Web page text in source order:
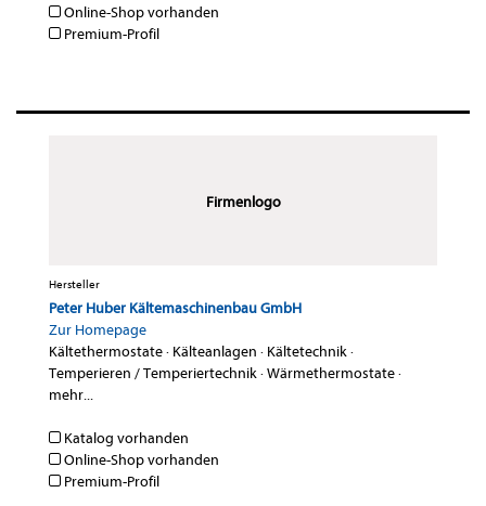
Online-Shop vorhanden
Premium-Profil
Firmenlogo
Hersteller
Peter Huber Kältemaschinenbau GmbH
Zur Homepage
Kältethermostate· Kälteanlagen · Kältetechnik·
Temperieren / Temperiertechnik·Wärmethermostate·
mehr...
Katalog vorhanden
Online-Shop vorhanden
Premium-Profil